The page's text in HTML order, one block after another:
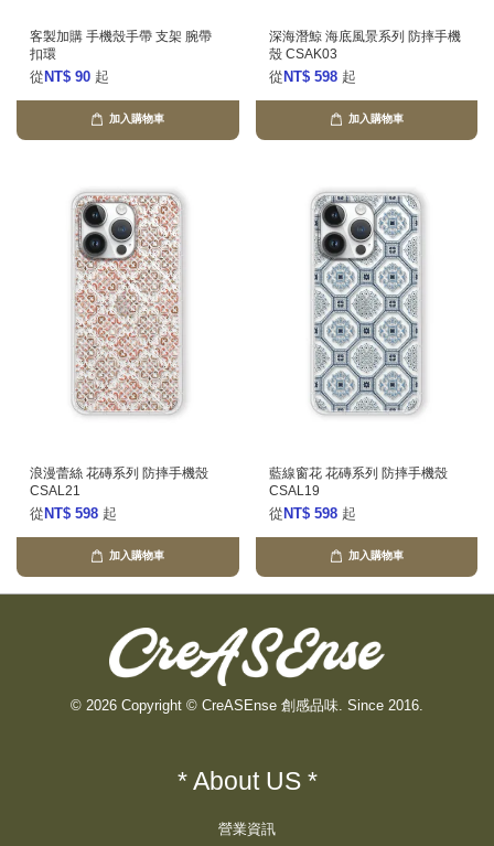
客製加購 手機殼手帶 支架 腕帶
扣環
從 NT$ 90 起
加入購物車
深海潛鯨 海底風景系列 防摔手機
殼 CSAK03
從 NT$ 598 起
加入購物車
浪漫蕾絲 花磚系列 防摔手機殼
CSAL21
從 NT$ 598 起
加入購物車
藍線窗花 花磚系列 防摔手機殼
CSAL19
從 NT$ 598 起
加入購物車
© 2026 Copyright © CreASEnse 創感品味. Since 2016.
* About US *
營業資訊